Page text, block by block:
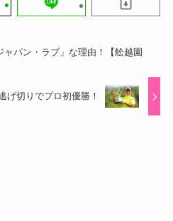
ャパン・ラブ」な理由！【舩越園
げ切りでプロ初優勝！